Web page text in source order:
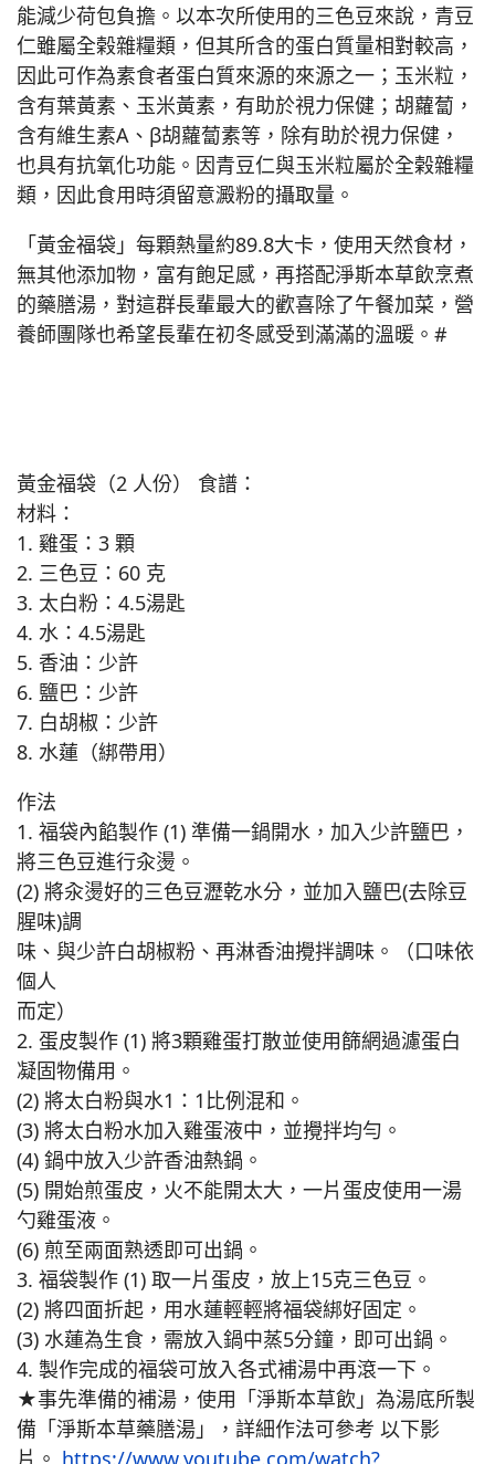
能減少荷包負擔。以本次所使用的三色豆來說，青豆
仁雖屬全榖雜糧類，但其所含的蛋白質量相對較高，
因此可作為素食者蛋白質來源的來源之一；玉米粒，
含有葉黃素、玉米黃素，有助於視力保健；胡蘿蔔，
含有維生素A、β胡蘿蔔素等，除有助於視力保健，
也具有抗氧化功能。因青豆仁與玉米粒屬於全榖雜糧
類，因此食用時須留意澱粉的攝取量。
「黃金福袋」每顆熱量約89.8大卡，使用天然食材，
無其他添加物，富有飽足感，再搭配淨斯本草飲烹煮
的藥膳湯，對這群長輩最大的歡喜除了午餐加菜，營
養師團隊也希望長輩在初冬感受到滿滿的溫暖。#
黃金福袋（2 人份） 食譜：
材料：
1. 雞蛋：3 顆
2. 三色豆：60 克
3. 太白粉：4.5湯匙
4. 水：4.5湯匙
5. 香油：少許
6. 鹽巴：少許
7. 白胡椒：少許
8. 水蓮（綁帶用）
作法
1. 福袋內餡製作 (1) 準備一鍋開水，加入少許鹽巴，
將三色豆進行汆燙。
(2) 將汆燙好的三色豆瀝乾水分，並加入鹽巴(去除豆
腥味)調
味、與少許白胡椒粉、再淋香油攪拌調味。（口味依
個人
而定）
2. 蛋皮製作 (1) 將3顆雞蛋打散並使用篩網過濾蛋白
凝固物備用。
(2) 將太白粉與水1：1比例混和。
(3) 將太白粉水加入雞蛋液中，並攪拌均勻。
(4) 鍋中放入少許香油熱鍋。
(5) 開始煎蛋皮，火不能開太大，一片蛋皮使用一湯
勺雞蛋液。
(6) 煎至兩面熟透即可出鍋。
3. 福袋製作 (1) 取一片蛋皮，放上15克三色豆。
(2) 將四面折起，用水蓮輕輕將福袋綁好固定。
(3) 水蓮為生食，需放入鍋中蒸5分鐘，即可出鍋。
4. 製作完成的福袋可放入各式補湯中再滾一下。
★事先準備的補湯，使用「淨斯本草飲」為湯底所製
備「淨斯本草藥膳湯」，詳細作法可參考 以下影
片。 https://www.youtube.com/watch?